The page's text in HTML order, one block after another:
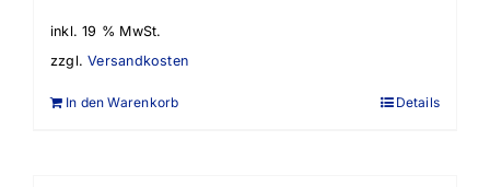
inkl. 19 % MwSt.
zzgl.Versandkosten
In den Warenkorb Details